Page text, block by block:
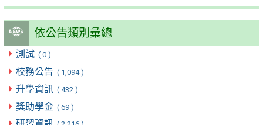
依公告類別彙總
測試 ( 0 )
校務公告 ( 1,094 )
升學資訊 ( 432 )
獎助學金 ( 69 )